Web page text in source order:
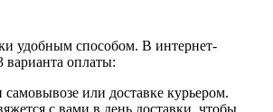
удобным способом. В интернет-
варианта оплаты:
или доставке курьером.